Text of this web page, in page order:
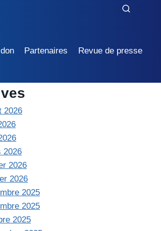
Partenaires Revue de presse
2026
2026
2026
2026
2025
2025
2025